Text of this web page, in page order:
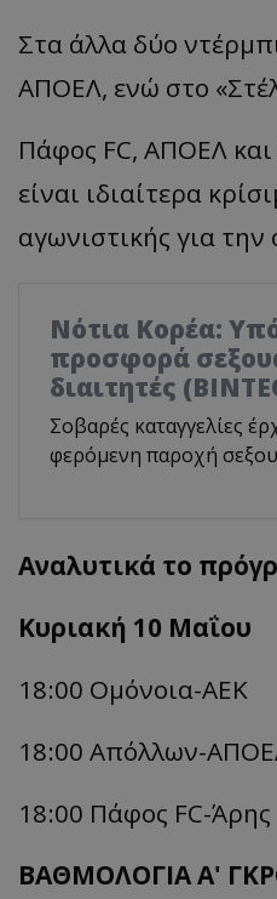
Στα άλλα δύο
ΑΠΟΕΛ, ενώ στο
Πάφος FC, ΑΠΟΕΛ
είναι ιδιαίτερα
αγωνιστικής για
Νότια Κορέα:
προσφορά
διαιτητές
Σοβαρές καταγγελίες
φερόμενη παροχή
Αναλυτικά το
Κυριακή 10 Μαΐου
18:00 Ομόνοια-ΑΕΚ
18:00 Απόλλων-
18:00 Πάφος FC-Άρης
ΒΑΘΜΟΛΟΓΙΑ Α'